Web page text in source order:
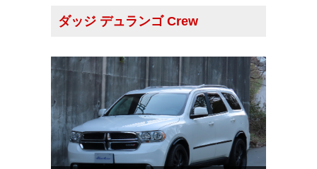
ダッジ デュランゴ Crew